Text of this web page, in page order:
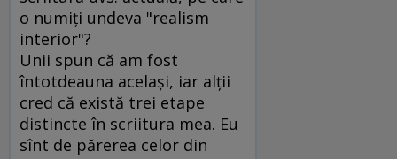
o numiţi undeva "realism
interior"?
Unii spun că am fost
întotdeauna acelaşi, iar alţii
cred că există trei etape
distincte în scriitura mea. Eu
sînt de părerea celor din